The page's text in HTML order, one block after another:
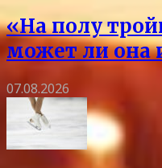
«На полу
может ли она
07.08.2026